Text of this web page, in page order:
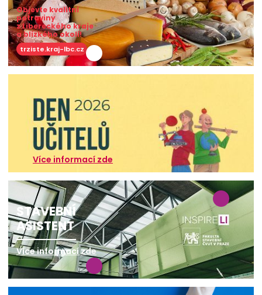
Objevte kvalitní
potraviny
z Libereckého kraje
a blízkého okolí!
trziste.kraj-lbc.cz
Více informací zde
STAVEBNÍ
ASISTENT
Více informací zde